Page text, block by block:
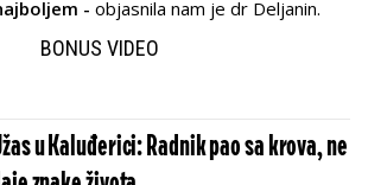
- objasnila nam je dr Deljanin.
BONUS VIDEO
u Kaluđerici: Radnik pao sa krova, ne